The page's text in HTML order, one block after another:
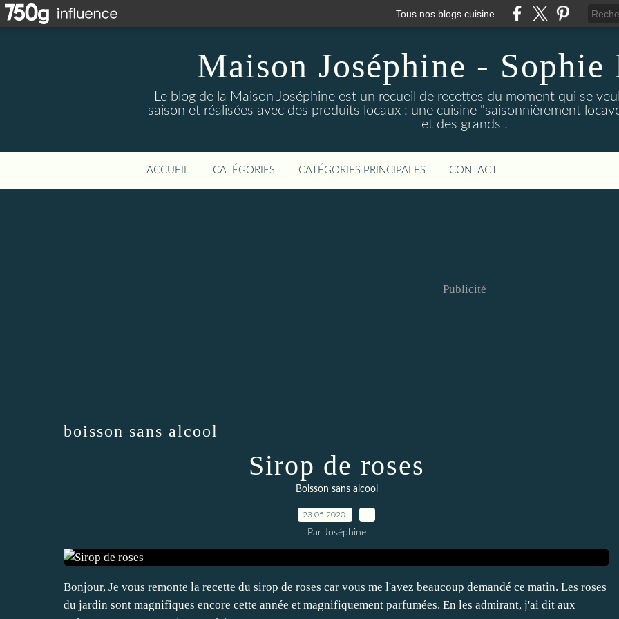
Tous nos blogs cuisine
Maison Joséphine - Sophie
Le blog de la Maison Joséphine est un recueil de recettes du moment qui se
saison et réalisées avec des produits locaux : une cuisine "saisonnièrement
et des grands !
ACCUEIL CATÉGORIES CATÉGORIES PRINCIPALES CONTACT
Publicité
boisson sans alcool
Sirop de roses
Boisson sans alcool
23.05.2020
Par Joséphine
Bonjour, Je vous remonte la recette du sirop de roses car vous me l'avez beaucoup demandé ce matin. Les roses
du jardin sont magnifiques encore cette année et magnifiquement parfumées. En les admirant, j'ai dit aux